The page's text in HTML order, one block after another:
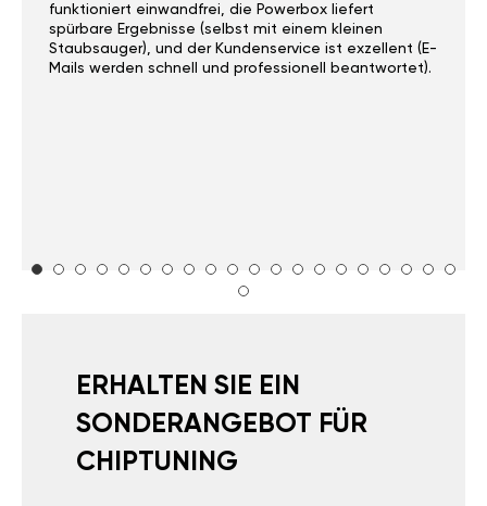
funktioniert einwandfrei, die Powerbox liefert
spürbare Ergebnisse (selbst mit einem kleinen
Staubsauger), und der Kundenservice ist exzellent (E-
Mails werden schnell und professionell beantwortet).
ERHALTEN SIE EIN
SONDERANGEBOT FÜR
CHIPTUNING